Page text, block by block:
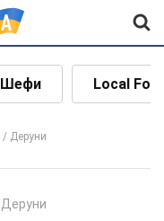
Шефи Local
Деруни
Деруни